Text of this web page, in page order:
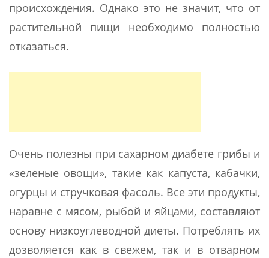
происхождения. Однако это не значит, что от
растительной пищи необходимо полностью
отказаться.
Очень полезны при сахарном диабете грибы и
«зеленые овощи», такие как капуста, кабачки,
огурцы и стручковая фасоль. Все эти продукты,
наравне с мясом, рыбой и яйцами, составляют
основу низкоуглеводной диеты. Потреблять их
дозволяется как в свежем, так и в отварном